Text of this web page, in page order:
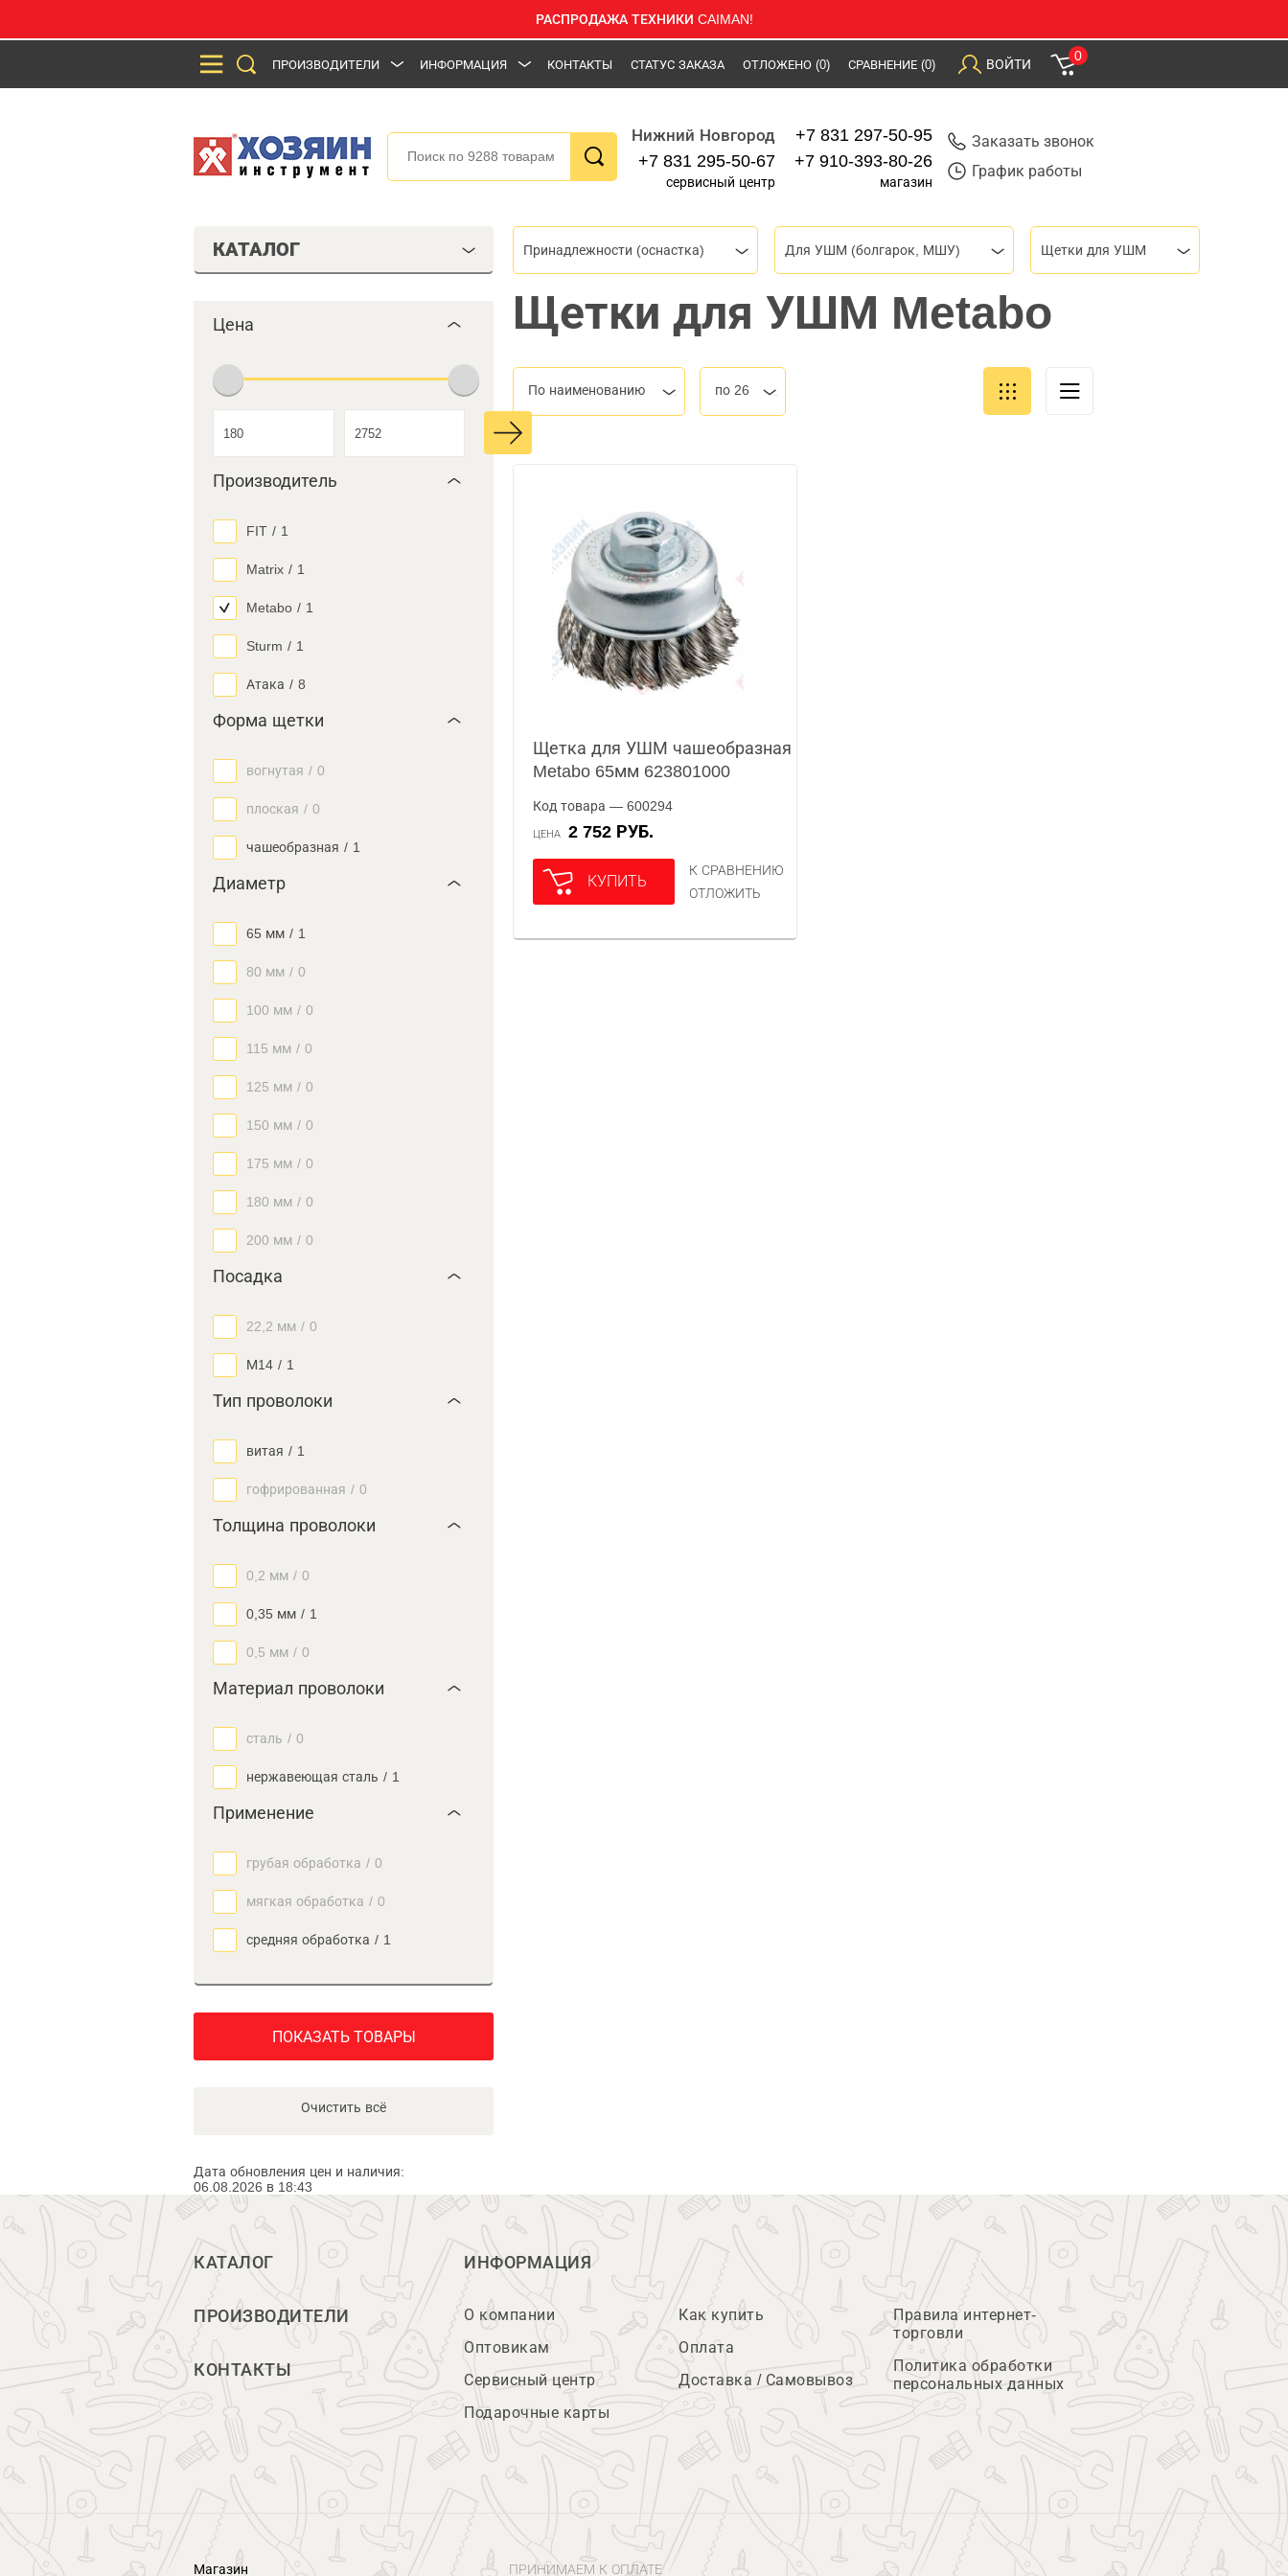
РАСПРОДАЖА ТЕХНИКИ CAIMAN!
ПРОИЗВОДИТЕЛИ ИНФОРМАЦИЯ КОНТАКТЫ СТАТУС ЗАКАЗА ОТЛОЖЕНО (0) СРАВНЕНИЕ (0) ВОЙТИ
0
Нижний Новгород
+7 831 295-50-67
сервисный центр
+7 831 297-50-95
+7 910-393-80-26
магазин
Заказать звонок
График работы
КАТАЛОГ
Цена
Производитель
FIT / 1
Matrix / 1
Metabo / 1
Sturm / 1
Атака / 8
Форма щетки
вогнутая / 0
плоская / 0
чашеобразная / 1
Диаметр
65 мм / 1
80 мм / 0
100 мм / 0
115 мм / 0
125 мм / 0
150 мм / 0
175 мм / 0
180 мм / 0
200 мм / 0
Посадка
22,2 мм / 0
М14 / 1
Тип проволоки
витая / 1
гофрированная / 0
Толщина проволоки
0,2 мм / 0
0,35 мм / 1
0,5 мм / 0
Материал проволоки
сталь / 0
нержавеющая сталь / 1
Применение
грубая обработка / 0
мягкая обработка / 0
средняя обработка / 1
ПОКАЗАТЬ ТОВАРЫ
Очистить всё
Дата обновления цен и наличия:
06.08.2026 в 18:43
Принадлежности (оснастка) Для УШМ (болгарок, МШУ) Щетки для УШМ
Щетки для УШМ Metabo
По наименованию по 26
Щетка для УШМ чашеобразная
Metabo 65мм 623801000
Код товара — 600294
ЦЕНА 2 752 РУБ.
КУПИТЬ
К СРАВНЕНИЮ
ОТЛОЖИТЬ
КАТАЛОГ
ПРОИЗВОДИТЕЛИ
КОНТАКТЫ
ИНФОРМАЦИЯ
О компании
Оптовикам
Сервисный центр
Подарочные карты
Как купить
Оплата
Доставка / Самовывоз
Правила интернет-
торговли
Политика обработки
персональных данных
Магазин ПРИНИМАЕМ К ОПЛАТЕ